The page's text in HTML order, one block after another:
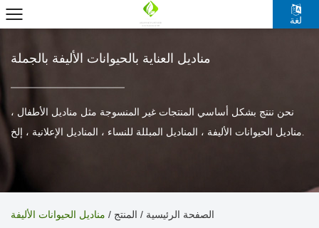
لغة
مناديل العناية بالحيوانات الأليفة بالجملة
نحن ننتج بشكل أساسي المنتجات غير المنسوجة مثل مناديل الأطفال ،
مناديل الحيوانات الأليفة ، المناديل المبللة للنساء ، المناديل الإعلانية ، إلخ.
الصفحة الرئيسية / المنتج / مناديل الحيوانات الأليفة